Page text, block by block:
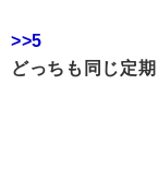
>>5
どっちも同じ定期